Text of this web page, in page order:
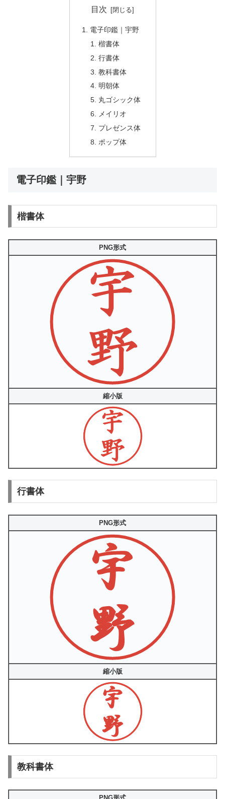
目次
電子印鑑｜宇野
楷書体
行書体
教科書体
明朝体
丸ゴシック体
メイリオ
プレゼンス体
ポップ体
電子印鑑｜宇野
楷書体
PNG形式
縮小版
行書体
PNG形式
縮小版
教科書体